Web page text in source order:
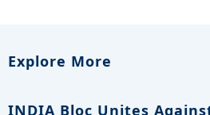
Explore More
INDIA Bloc Unites